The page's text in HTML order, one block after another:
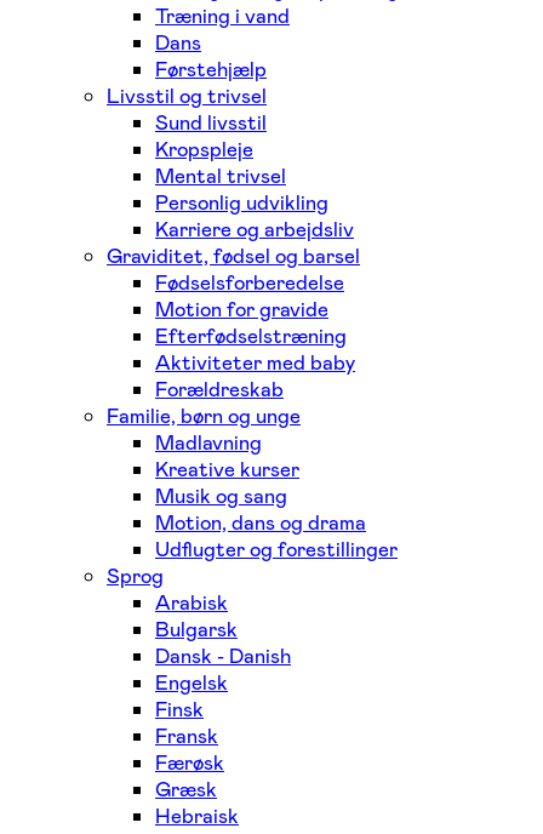
Træning i vand
Dans
Førstehjælp
Livsstil og trivsel
Sund livsstil
Kropspleje
Mental trivsel
Personlig udvikling
Karriere og arbejdsliv
Graviditet, fødsel og barsel
Fødselsforberedelse
Motion for gravide
Efterfødselstræning
Aktiviteter med baby
Forældreskab
Familie, børn og unge
Madlavning
Kreative kurser
Musik og sang
Motion, dans og drama
Udflugter og forestillinger
Sprog
Arabisk
Bulgarsk
Dansk - Danish
Engelsk
Finsk
Fransk
Færøsk
Græsk
Hebraisk